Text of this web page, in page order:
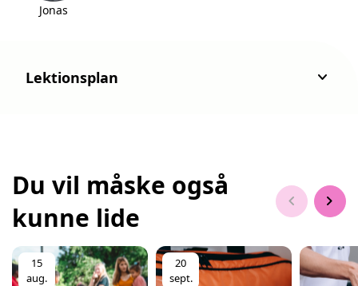
Jonas
Lektionsplan keyboard_arrow_down
Du vil måske også
kunne lide
chevron_left chevron_right
15
aug.
20
sept.